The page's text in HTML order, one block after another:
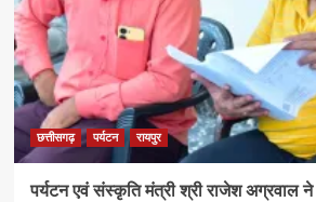
शिक्षा
मंत्री
गजेंद्र
यादव
ने
की
छत्तीसगढ़ पर्यटन रायपुर
पर्यटन एवं संस्कृति मंत्री श्री राजेश अग्रवाल